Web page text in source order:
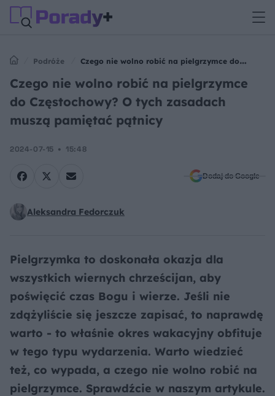
Podróże
Czego nie wolno robić na pielgrzymce do
Częstochowy? O tych zasadach muszą pamiętać pątnicy
Czego nie wolno robić na pielgrzymce
do Częstochowy? O tych zasadach
muszą pamiętać pątnicy
2024-07-15 15:48
Dodaj do Google
Aleksandra Fedorczuk
Pielgrzymka to doskonała okazja dla
wszystkich wiernych chrześcijan, aby
poświęcić czas Bogu i wierze. Jeśli nie
zdążyliście się jeszcze zapisać, to naprawdę
warto - to właśnie okres wakacyjny obfituje
w tego typu wydarzenia. Warto wiedzieć
też, co wypada, a czego nie wolno robić na
pielgrzymce. Sprawdźcie w naszym artykule.